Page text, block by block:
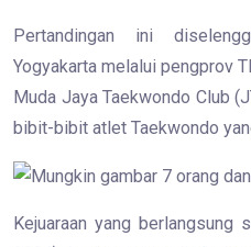
Pertandingan ini
Yogyakarta melalui pengprov
Muda Jaya Taekwondo Club
bibit-bibit atlet Taekwondo
Kejuaraan yang berlangsung